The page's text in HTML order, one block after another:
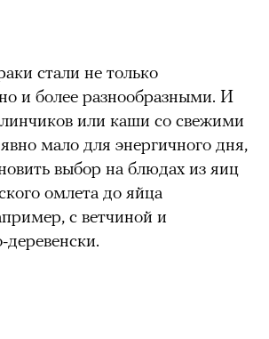
стали не только
и более разнообразными. И
или каши со свежими
мало для энергичного дня,
выбор на блюдах из яиц
омлета до яйца
с ветчиной и